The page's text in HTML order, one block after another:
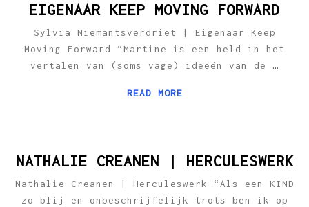
EIGENAAR KEEP MOVING FORWARD
Sylvia Niemantsverdriet | Eigenaar Keep
Moving Forward “Martine is een held in het
vertalen van (soms vage) ideeën van de …
READ MORE
NATHALIE CREANEN | HERCULESWERK
Nathalie Creanen | Herculeswerk “Als een KIND
zo blij en onbeschrijfelijk trots ben ik op